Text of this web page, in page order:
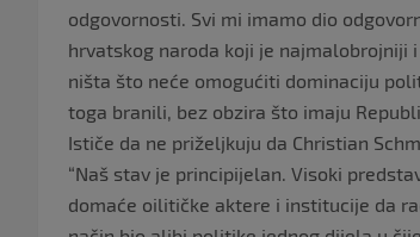
odgovornosti. Svi mi imamo dio
hrvatskog naroda koji je najmalobrojniji
ništa što neće omogućiti dominaciju
toga branili, bez obzira što imaju
Ističe da ne priželjkuju da Christian
“Naš stav je principijelan. Visoki
domaće oilitičke aktere i institucije da